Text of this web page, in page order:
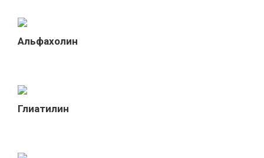
Альфахолин
Глиатилин